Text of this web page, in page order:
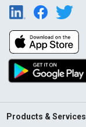
Products & Services